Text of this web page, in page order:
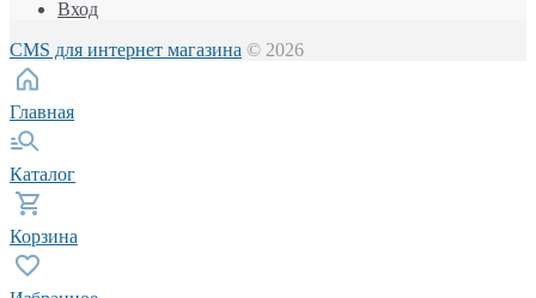
Вход
CMS для интернет магазина © 2026
Главная
Каталог
Корзина